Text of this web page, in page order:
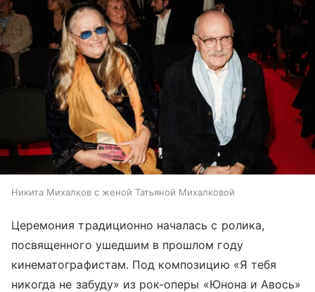
Никита Михалков с женой Татьяной Михалковой
Церемония традиционно началась с ролика,
посвященного ушедшим в прошлом году
кинематографистам. Под композицию «Я тебя
никогда не забуду» из рок-оперы «Юнона и Авось»